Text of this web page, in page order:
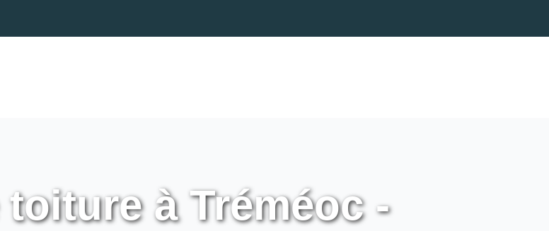
à Tréméoc -